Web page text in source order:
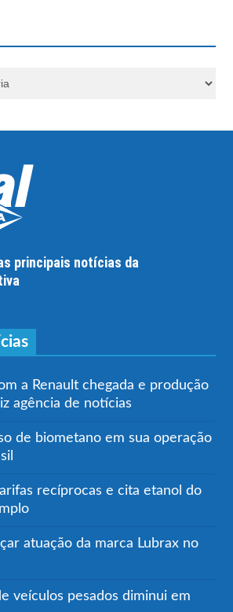
principais notícias da
a Renault chegada e produção
agência de notícias
de biometano em sua operação
recíprocas e cita etanol do
atuação da marca Lubrax no
veículos pesados diminui em